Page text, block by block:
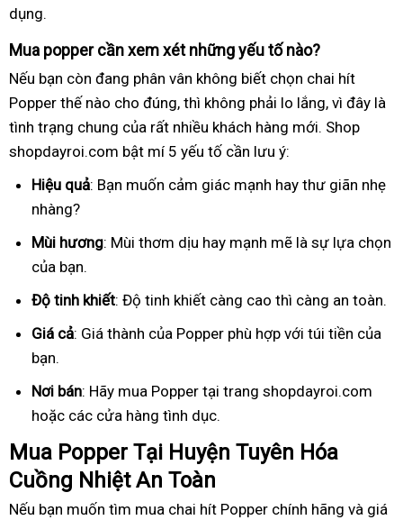
dụng.
Mua popper cần xem xét những yếu tố nào?
Nếu bạn còn đang phân vân không biết chọn chai hít
Popper thế nào cho đúng, thì không phải lo lắng, vì đây là
tình trạng chung của rất nhiều khách hàng mới. Shop
shopdayroi.com bật mí 5 yếu tố cần lưu ý:
Hiệu quả: Bạn muốn cảm giác mạnh hay thư giãn nhẹ
nhàng?
Mùi hương: Mùi thơm dịu hay mạnh mẽ là sự lựa chọn
của bạn.
Độ tinh khiết: Độ tinh khiết càng cao thì càng an toàn.
Giá cả: Giá thành của Popper phù hợp với túi tiền của
bạn.
Nơi bán: Hãy mua Popper tại trang shopdayroi.com
hoặc các cửa hàng tình dục.
Mua Popper Tại Huyện Tuyên Hóa
Cuồng Nhiệt An Toàn
Nếu bạn muốn tìm mua chai hít Popper chính hãng và giá